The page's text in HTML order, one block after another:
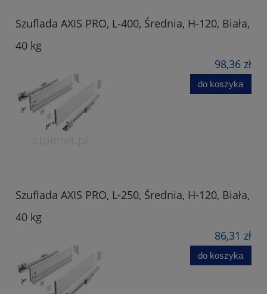
Szuflada AXIS PRO, L-400, Średnia, H-120, Biała,
40 kg
98,36 zł
do koszyka
Szuflada AXIS PRO, L-250, Średnia, H-120, Biała,
40 kg
86,31 zł
do koszyka